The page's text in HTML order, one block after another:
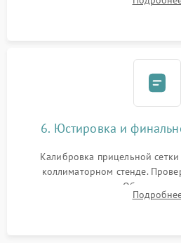
и заполнение его осушенным
6. Юстировка и
Калибровка прицельной
коллиматорном стенде.
механизма поправок.
ударном стенде для проверки